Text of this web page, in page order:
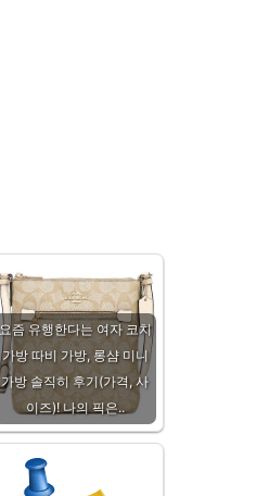
요즘 유행한다는 여자 코치
가방 따비 가방, 롱샴 미니
가방 솔직히 후기(가격, 사
이즈)! 나의 픽은..